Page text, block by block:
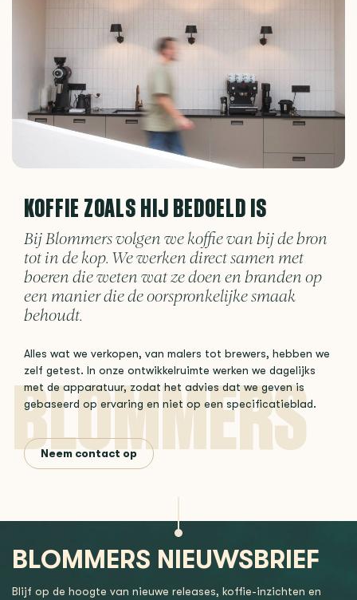
KOFFIE ZOALS HIJ BEDOELD IS
Bij Blommers volgen we koffie van bij de bron
tot in de kop. We werken direct samen met
boeren die weten wat ze doen en branden op
een manier die de oorspronkelijke smaak
behoudt.
Alles wat we verkopen, van malers tot brewers, hebben we
zelf getest. In onze ontwikkelruimte werken we dagelijks
met de apparatuur, zodat het advies dat we geven is
gebaseerd op ervaring en niet op een specificatieblad.
Neem contact op
BLOMMERS NIEUWSBRIEF
Blijf op de hoogte van nieuwe releases, koffie-inzichten en